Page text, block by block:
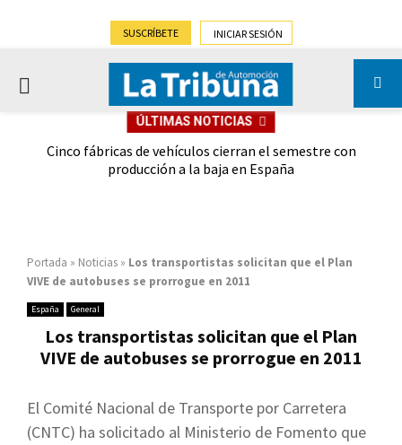
SUSCRÍBETE INICIAR SESIÓN
PRIMARY
ÚLTIMAS NOTICIAS
Cinco fábricas de vehículos cierran el semestre con
producción a la baja en España
Portada » Noticias » Los transportistas solicitan que el Plan
VIVE de autobuses se prorrogue en 2011
España General
Los transportistas solicitan que el Plan
VIVE de autobuses se prorrogue en 2011
El Comité Nacional de Transporte por Carretera
(CNTC) ha solicitado al Ministerio de Fomento que